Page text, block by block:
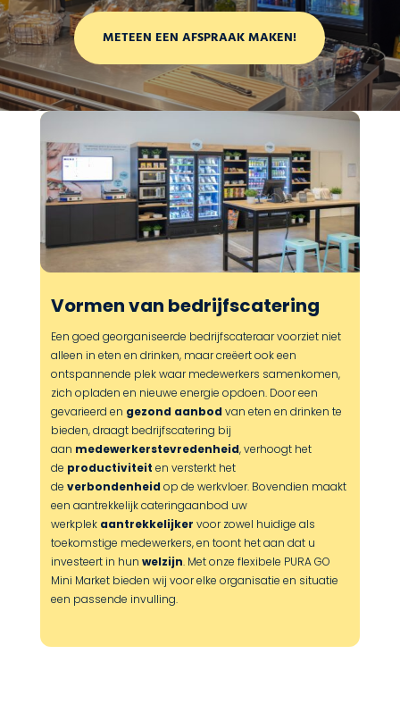
METEEN EEN AFSPRAAK MAKEN!
Vormen van bedrijfscatering
Een goed georganiseerde bedrijfscateraar voorziet niet
alleen in eten en drinken, maar creëert ook een
ontspannende plek waar medewerkers samenkomen,
zich opladen en nieuwe energie opdoen. Door een
gevarieerd en gezond aanbodvan eten en drinken te
bieden, draagt bedrijfscatering bij
aan medewerkerstevredenheid, verhoogt het
de productiviteit en versterkt het
de verbondenheidop de werkvloer. Bovendien maakt
een aantrekkelijk cateringaanbod uw
werkplek aantrekkelijker voor zowel huidige als
toekomstige medewerkers, en toont het aan dat u
investeert in hun welzijn. Met onze flexibele PURA GO
Mini Market bieden wij voor elke organisatie en situatie
een passende invulling.